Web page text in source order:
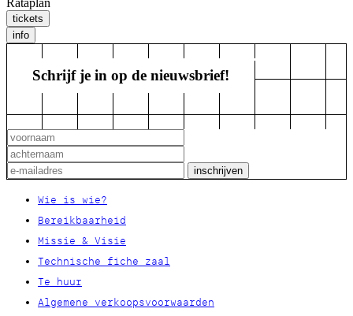
tickets
info
Schrijf je in op de nieuwsbrief!
Wie is wie?
Bereikbaarheid
Missie & Visie
Technische fiche zaal
Te huur
Algemene verkoopsvoorwaarden